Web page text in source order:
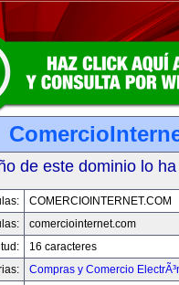
de este dominio lo
COMERCIOINTERNET.COM
comerciointernet.com
16 caracteres
Compras y Comercio